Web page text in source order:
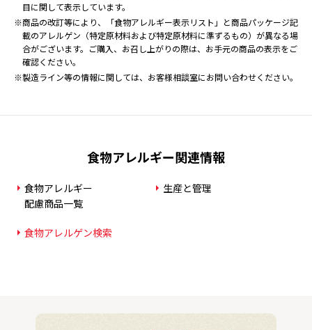
目に関して表示しています。
※商品の改訂等により、「食物アレルギー表示リスト」と商品パッケージ記
載のアレルゲン（特定原材料および特定原材料に準ずるもの）が異なる場
合がございます。ご購入、お召し上がりの際は、お手元の商品の表示をご
確認ください。
※製造ライン等の情報に関しては、お客様相談室にお問い合わせください。
食物アレルギー関連情報
食物アレルギー
配慮商品一覧
生産と管理
食物アレルゲン検索